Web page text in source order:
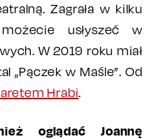
Zagrała w kilku
usłyszeć w
W 2019 roku miał
„Pączek w Maśle”. Od
Hrabi.
oglądać Joannę